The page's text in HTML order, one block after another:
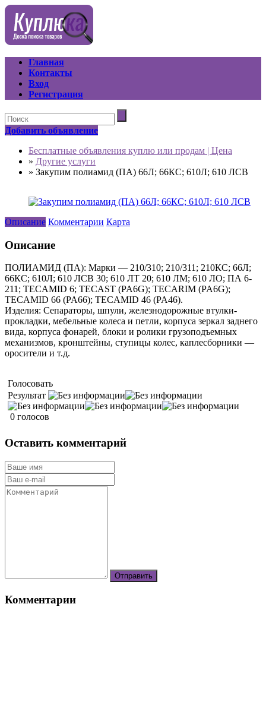
Главная
Контакты
Вход
Регистрация
Добавить объявление
Бесплатные объявления куплю или продам | Цена
» Другие услуги
» Закупим полиамид (ПА) 66Л; 66КС; 610Л; 610 ЛСВ
Описание Комментарии Карта
Описание
ПОЛИАМИД (ПА): Марки — 210/310; 210/311; 210КС; 66Л;
66КС; 610Л; 610 ЛСВ 30; 610 ЛТ 20; 610 ЛМ; 610 ЛО; ПА 6-
211; TECAMID 6; TECAST (PA6G); TECARIM (PA6G);
TECAMID 66 (PA66); TECAMID 46 (PA46).
Изделия: Сепараторы, шпули, железнодорожные втулки-
прокладки, мебельные колеса и петли, корпуса зеркал заднего
вида, корпуса фонарей, блоки и ролики грузоподъемных
механизмов, кронштейны, ступицы колес, каплесборники —
оросители и т.д.
Голосовать
Результат
0 голосов
Оставить комментарий
Комментарии